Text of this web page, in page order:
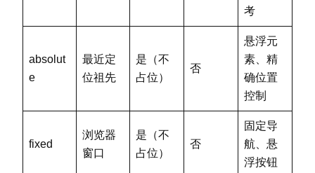
考
absolut
e
最近定
位祖先
是（不
占位）
否
悬浮元
素、精
确位置
控制
fixed
浏览器
窗口
是（不
占位）
否
固定导
航、悬
浮按钮